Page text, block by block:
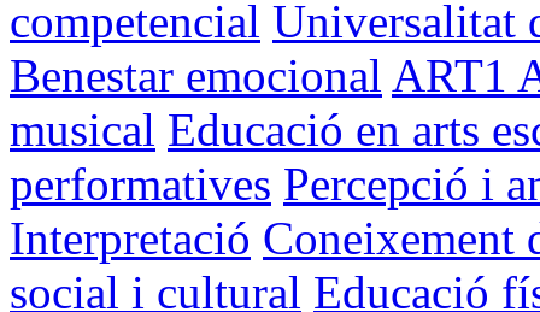
competencial Universalitat
Benestar emocional ART1
musical Educació en arts
performatives Percepció i
Interpretació Coneixement
social i cultural Educació